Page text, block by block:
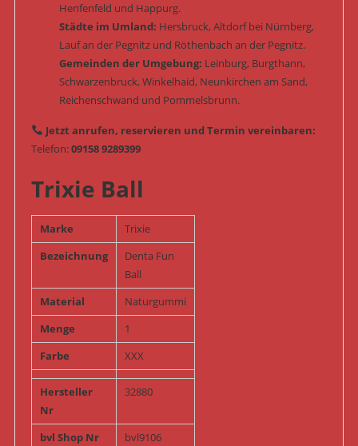
Henfenfeld und Happurg.
Städte im Umland: Hersbruck, Altdorf bei Nürnberg,
Lauf an der Pegnitz und Röthenbach an der Pegnitz.
Gemeinden der Umgebung: Leinburg, Burgthann,
Schwarzenbruck, Winkelhaid, Neunkirchen am Sand,
Reichenschwand und Pommelsbrunn.
Jetzt anrufen, reservieren und Termin vereinbaren:
Telefon:09158 9289399
Trixie Ball
Marke
Trixie
Bezeichnung
Denta Fun
Ball
Material
Naturgummi
Menge
1
Farbe
XXX
Hersteller
Nr
32880
bvl Shop Nr
bvl9106